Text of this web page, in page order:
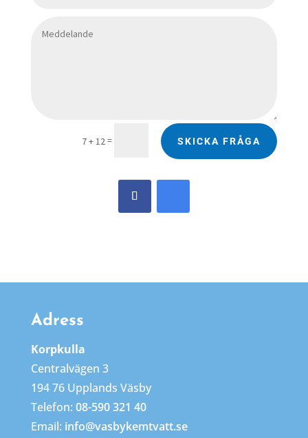
7 + 12= SKICKA FRÅGA
Adress
Korpkulla
Centralvägen 3
194 76 Upplands Väsby
Telefon: 08-590 321 40
Email: info@vasbykemtvatt.se